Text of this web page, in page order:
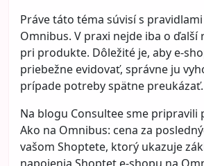
Práve táto téma súvisí s
Omnibus. V praxi nejde iba o ďalší
pri produkte. Dôležité je, aby e-
priebežne evidovať, správne ju
prípade potreby spätne preukázať.
Na blogu Consultee sme pripravili
Ako na Omnibus: cena za
vašom Shoptete, ktorý ukazuje